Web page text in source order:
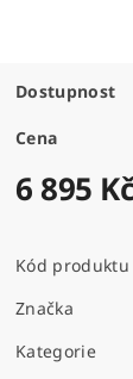
Dostupnost
Cena
6 895
Kód produktu
Značka
Kategorie